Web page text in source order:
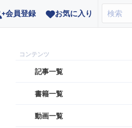
会員登録 お気に入り
記事一覧
書籍一覧
動画一覧